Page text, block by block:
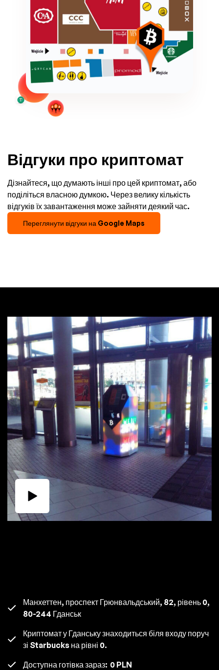
Відгуки про криптомат
Дізнайтеся, що думають інші про цей криптомат, або
поділіться власною думкою. Через велику кількість
відгуків їх завантаження може зайняти деякий час.
Переглянути відгуки на Google Maps
Манхеттен, проспект Грюнвальдський, 82, рівень 0,
80-244 Гданськ
Криптомат у Гданську знаходиться біля входу поруч
зі Starbucks на рівні 0.
Доступна готівка зараз: 0 PLN